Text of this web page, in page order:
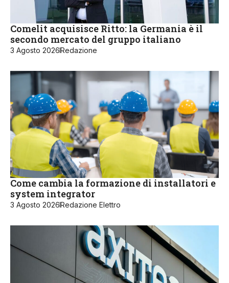
Comelit acquisisce Ritto: la Germania è il
secondo mercato del gruppo italiano
3 Agosto 2026Redazione
Come cambia la formazione di installatori e
system integrator
3 Agosto 2026Redazione Elettro